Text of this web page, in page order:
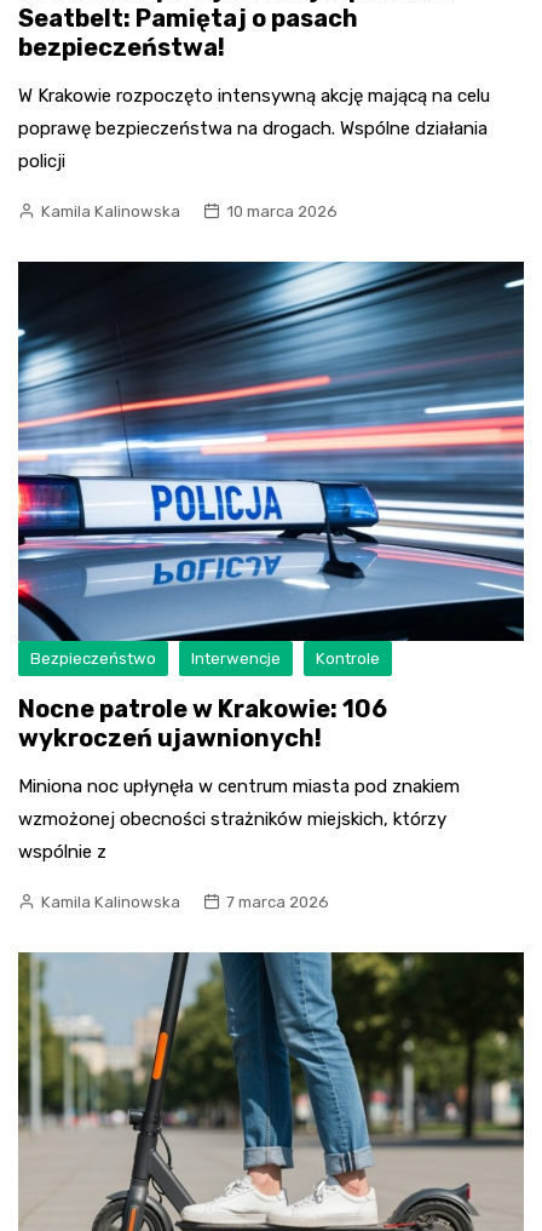
Seatbelt: Pamiętaj o pasach
bezpieczeństwa!
W Krakowie rozpoczęto intensywną akcję mającą na celu
poprawę bezpieczeństwa na drogach. Wspólne działania
policji
Kamila Kalinowska 10 marca 2026
Bezpieczeństwo Interwencje Kontrole
Nocne patrole w Krakowie: 106
wykroczeń ujawnionych!
Miniona noc upłynęła w centrum miasta pod znakiem
wzmożonej obecności strażników miejskich, którzy
wspólnie z
Kamila Kalinowska 7 marca 2026